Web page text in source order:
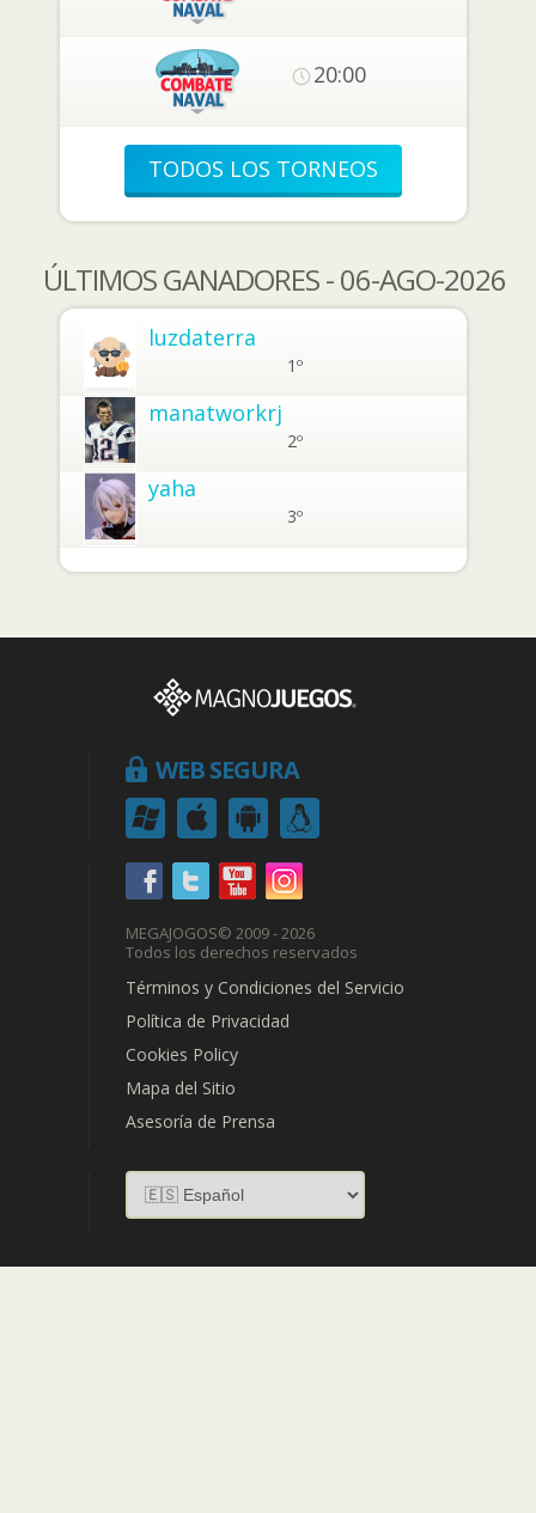
20:00
TODOS LOS TORNEOS
ÚLTIMOS GANADORES - 06-AGO-2026
luzdaterra
1º
manatworkrj
2º
yaha
3º
WEB SEGURA
MEGAJOGOS© 2009 - 2026
Todos los derechos reservados
Términos y Condiciones del Servicio
Política de Privacidad
Cookies Policy
Mapa del Sitio
Asesoría de Prensa